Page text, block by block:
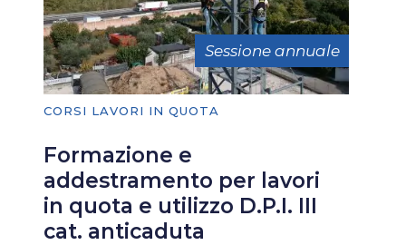
Sessione annuale
CORSI LAVORI IN QUOTA
Formazione e
addestramento per lavori
in quota e utilizzo D.P.I. III
cat. anticaduta